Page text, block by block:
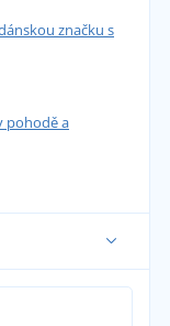
značku s
pohodě a